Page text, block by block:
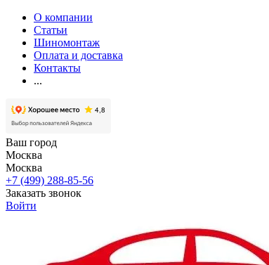
О компании
Статьи
Шиномонтаж
Оплата и доставка
Контакты
...
Ваш город
Москва
Москва
+7 (499) 288-85-56
Заказать звонок
Войти